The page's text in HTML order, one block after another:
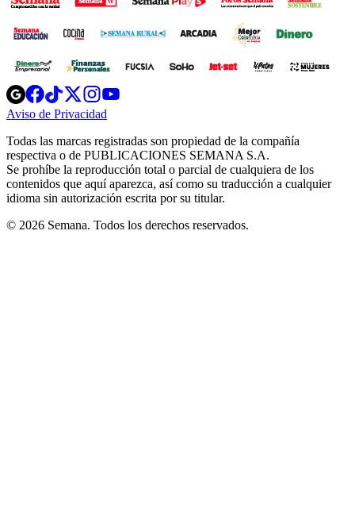
Opens
in
new
Opens
in
new
Opens
in
new
window
Opens
new
windowwindow
Aviso de Privacidad
new
window
Todas las marcas registradas son propiedad de la compañía
respectiva o de PUBLICACIONES SEMANA S.A.
Se prohíbe la reproducción total o parcial de cualquiera de los
contenidos que aquí aparezca, así como su traducción a cualquier
idioma sin autorización escrita por su titular.
© 2026 Semana. Todos los derechos reservados.